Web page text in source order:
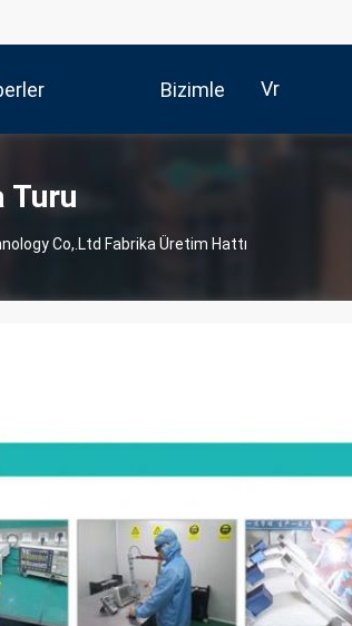
Bizimle Vr
Turu
Co,.Ltd Fabrika Üretim Hattı